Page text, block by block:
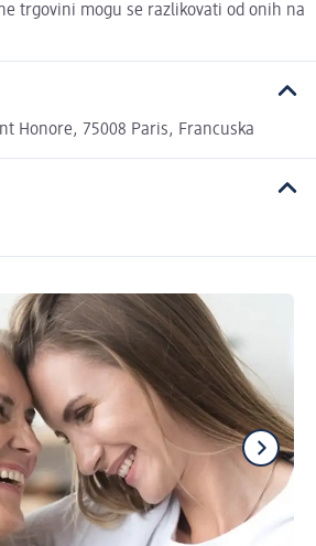
trgovini mogu se razlikovati od onih na
Honore, 75008 Paris, Francuska